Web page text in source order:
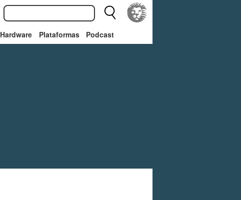
Hardware Plataformas Podcast